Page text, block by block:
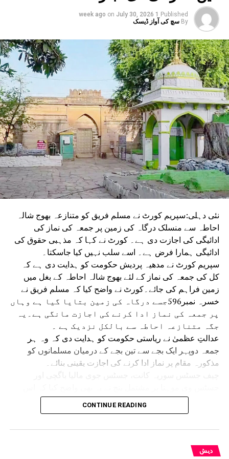
انتظامیہ الرٹ ہے۔
Published
1 week ago
on July 30, 2026
By سچ کی آواز ڈیسک
نئی دہلی:سپریم کورٹ نے مسلم فریق کو متنازعہ بھوج شالہ
احاطہ سے منسلک درگاہ کی زمین پر جمعہ کی نماز کی
ادائیگی کی اجازت دی ہے۔ کورٹ نے کہا کہ مذہبی حقوق کی
ادائیگی ہمارا فرض ہے۔ اسے سلب نہیں کیا جاسکتا۔
سپریم کورٹ نے مدھیہ پردیش حکومت کو ہدایت دی ہے کہ
کل کی جمعہ کی نماز کے لئے بھوج شالہ احاطہ کے بغل میں
زمین فراہم کی جائے۔کورٹ نے واضح کیا کہ مسلم فریق نے
خسرہ نمبر596جسے درگاہ کی زمین بتایا گیا ہے وہاں
پر جمعہ کی نماز ادا کرنے کی اجازت مانگی ہے۔یہ
جگہ متنازعہ احاطہ سے بالکل نزدیک ہے ۔
عدالتِ عظمیٰ نے ریاستی حکومت کو ہدایت دی کہ وہ ہر
جمعہ دوپہر ایک بجے سے تین بجے کے درمیان مسلمانوں کو
مذکورہ مقام پر نماز ادا کرنے کی اجازت یقینی بنائے۔
حکم سے ریاستی حکومت اور مسلم فریق باہمی رضامندی سے
جمعہ کی نماز کے لیے کسی متبادل مقام پر غور کرنے سے
دوپہر ایک بجے سے تین بجے کے درمیان نماز کے لیے متنازع مقام
CONTINUE READING
دیش